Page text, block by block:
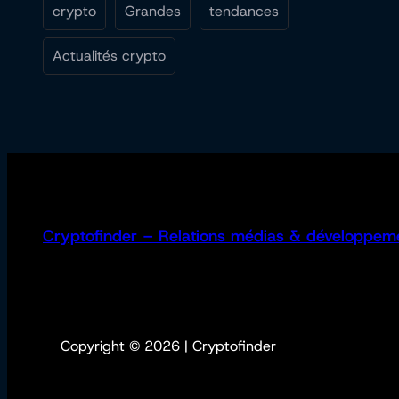
crypto Grandes tendances
Actualités crypto
Cryptofinder – Relations médias &
Copyright © 2026 | Cryptofinder